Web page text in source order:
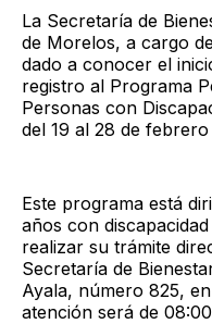
La Secretaría de
de Morelos, a cargo
dado a conocer el
registro al Programa
Personas con
del 19 al 28 de febrero
Este programa está
años con
realizar su trámite
Secretaría de
Ayala, número 825,
atención será de